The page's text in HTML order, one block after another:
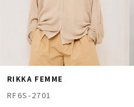
RIKKA FEMME
RF6S-2701